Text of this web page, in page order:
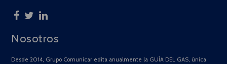
Nosotros
Desde 2014, Grupo Comunicar edita anualmente la GUÍA DEL GAS, única